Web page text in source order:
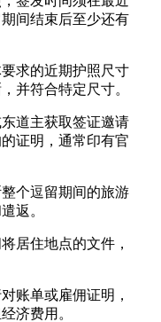
间结束后至少还有
求的近期护照尺寸
并符合特定尺寸。
道主获取签证邀请
证明，通常印有官
个逗留期间的旅游
返。
居住地点的文件，
账单或雇佣证明，
济费用。